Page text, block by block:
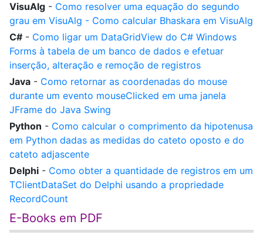
VisuAlg - Como resolver uma equação do segundo
grau em VisuAlg - Como calcular Bhaskara em VisuAlg
C# - Como ligar um DataGridView do C# Windows
Forms à tabela de um banco de dados e efetuar
inserção, alteração e remoção de registros
Java - Como retornar as coordenadas do mouse
durante um evento mouseClicked em uma janela
JFrame do Java Swing
Python - Como calcular o comprimento da hipotenusa
em Python dadas as medidas do cateto oposto e do
cateto adjascente
Delphi - Como obter a quantidade de registros em um
TClientDataSet do Delphi usando a propriedade
RecordCount
E-Books em PDF